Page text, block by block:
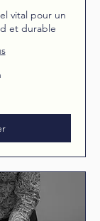
vital pour un
et durable